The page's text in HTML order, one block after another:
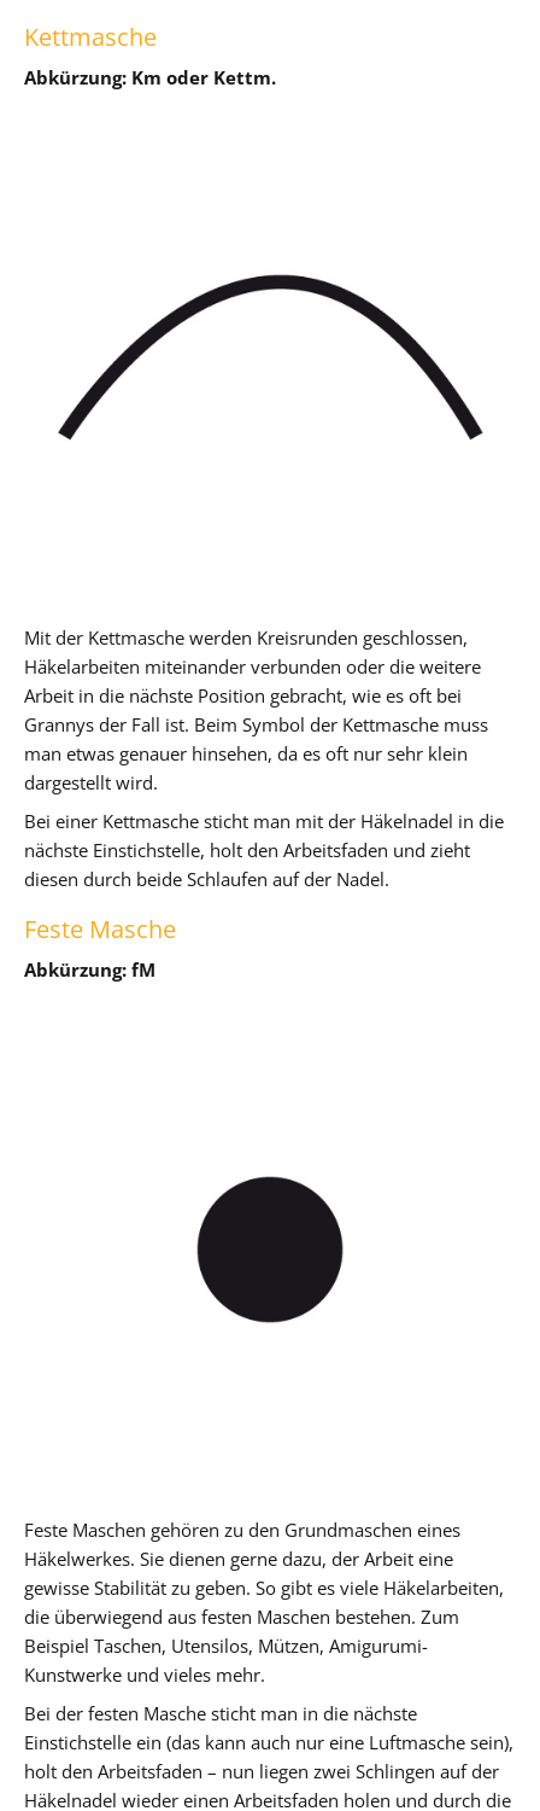
Kettmasche
Abkürzung: Km oder Kettm.
Mit der Kettmasche werden Kreisrunden geschlossen,
Häkelarbeiten miteinander verbunden oder die weitere
Arbeit in die nächste Position gebracht, wie es oft bei
Grannys der Fall ist. Beim Symbol der Kettmasche muss
man etwas genauer hinsehen, da es oft nur sehr klein
dargestellt wird.
Bei einer Kettmasche sticht man mit der Häkelnadel in die
nächste Einstichstelle, holt den Arbeitsfaden und zieht
diesen durch beide Schlaufen auf der Nadel.
Feste Masche
Abkürzung: fM
Feste Maschen gehören zu den Grundmaschen eines
Häkelwerkes. Sie dienen gerne dazu, der Arbeit eine
gewisse Stabilität zu geben. So gibt es viele Häkelarbeiten,
die überwiegend aus festen Maschen bestehen. Zum
Beispiel Taschen, Utensilos, Mützen, Amigurumi-
Kunstwerke und vieles mehr.
Bei der festen Masche sticht man in die nächste
Einstichstelle ein (das kann auch nur eine Luftmasche sein),
holt den Arbeitsfaden – nun liegen zwei Schlingen auf der
Häkelnadel wieder einen Arbeitsfaden holen und durch die